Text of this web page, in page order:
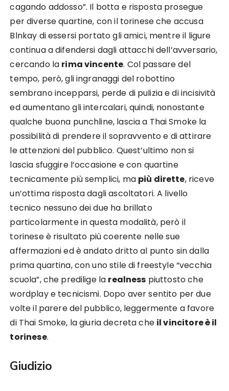
cagando addosso”. Il botta e risposta prosegue
per diverse quartine, con il torinese che accusa
Blnkay di essersi portato gli amici, mentre il ligure
continua a difendersi dagli attacchi dell’avversario,
cercando la rima vincente. Col passare del
tempo, però, gli ingranaggi del robottino
sembrano incepparsi, perde di pulizia e di incisività
ed aumentano gli intercalari, quindi, nonostante
qualche buona punchline, lascia a Thai Smoke la
possibilità di prendere il sopravvento e di attirare
le attenzioni del pubblico. Quest’ultimo non si
lascia sfuggire l’occasione e con quartine
tecnicamente più semplici, ma più dirette, riceve
un’ottima risposta dagli ascoltatori. A livello
tecnico nessuno dei due ha brillato
particolarmente in questa modalità, però il
torinese è risultato più coerente nelle sue
affermazioni ed è andato dritto al punto sin dalla
prima quartina, con uno stile di freestyle “vecchia
scuola”, che predilige la realness piuttosto che
wordplay e tecnicismi. Dopo aver sentito per due
volte il parere del pubblico, leggermente a favore
di Thai Smoke, la giuria decreta che il vincitore è il
torinese.
Giudizio